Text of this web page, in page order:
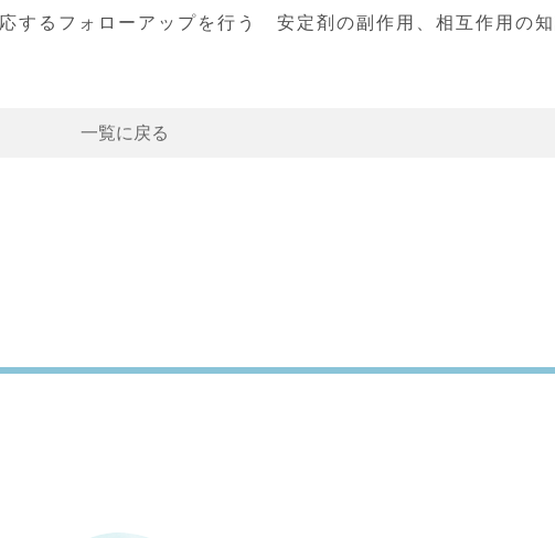
するフォローアップを行う 安定剤の副作用、相互作用の
一覧に戻る